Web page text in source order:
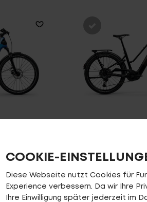
L
COOKIE-
Diese Webseite nutzt Cookies für
Experience verbessern. Da wir Ihre
Ihre Einwilligung später jederzeit im